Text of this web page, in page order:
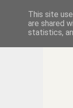
This site
are shared
statistics,